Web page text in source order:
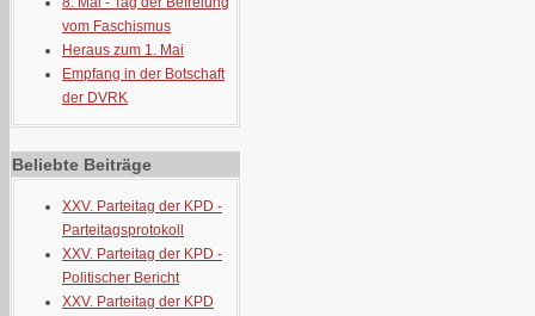
vom Faschismus
Heraus zum 1. Mai
Empfang in der Botschaft
der DVRK
Beliebte Beiträge
XXV. Parteitag der KPD -
Parteitagsprotokoll
XXV. Parteitag der KPD -
Politischer Bericht
XXV. Parteitag der KPD